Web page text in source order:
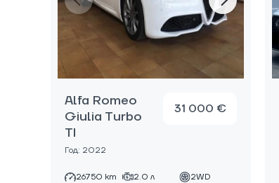
Alfa Romeo
Giulia Turbo
TI
Год: 2022
31 000 €
26750 km 2.0 л 2WD